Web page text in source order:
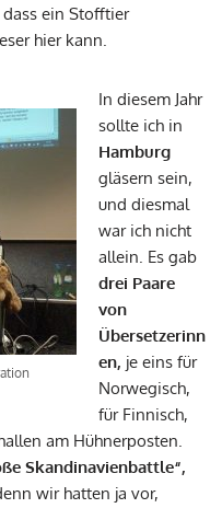
dass ein Stofftier
hier kann.
In diesem Jahr
sollte ich in
Hamburg
gläsern sein,
und diesmal
war ich nicht
allein. Es gab
drei Paare
von
Übersetzerinn
en, je eins für
Norwegisch,
für Finnisch,
am Hühnerposten.
Skandinavienbattle“,
wir hatten ja vor,